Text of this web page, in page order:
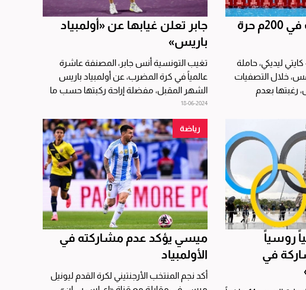
حرة
ليديكي، حاملة
خلال التصفيات
رغبتها بعدم
جابر تعلن غيابها عن «أولمبياد
باريس»
تغيب التونسية أنس جابر، المصنفة عاشرة
عالمياً في كرة المضرب، عن أولمبياد باريس
الشهر المقبل، مفضلة إراحة ركبتها حسب ما
أعلنت الاثنين....
18-06-2024
رياضياً روسياً
في
رياضة
ميسي يؤكد عدم مشاركته في
الأولمبياد
أكد نجم المنتخب الأرجنتيني لكرة القدم ليونيل